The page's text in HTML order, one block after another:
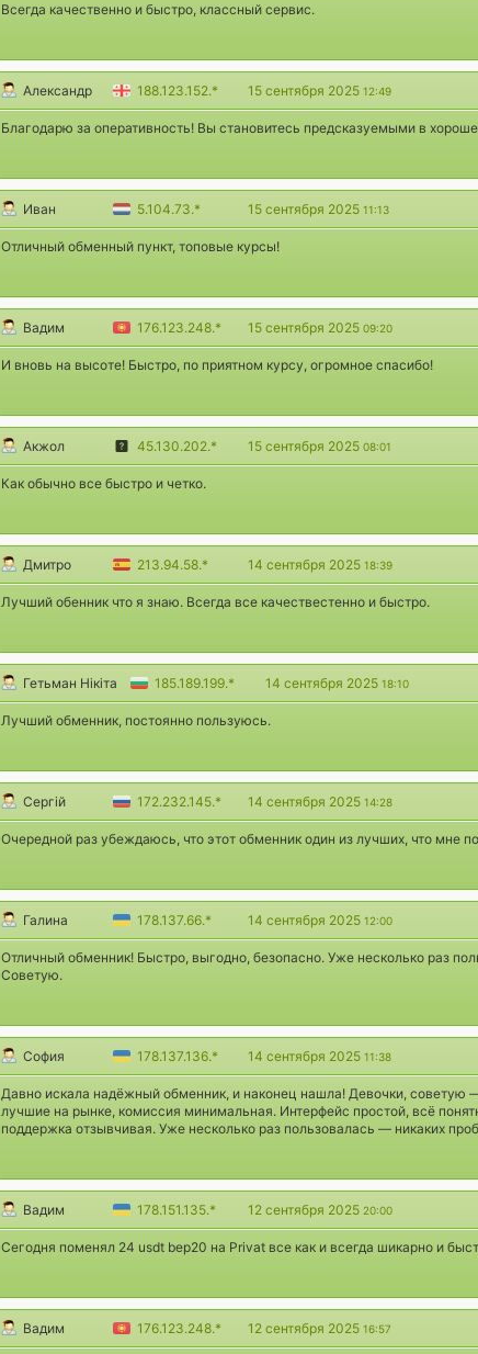
Всегда качественно и быстро, классный сервис.
Александр 188.123.152.* 15 сентября 2025 12:49
Благодарю за оперативность! Вы становитесь предсказуемыми в
Иван 5.104.73.* 15 сентября 2025 11:13
Отличный обменный пункт, топовые курсы!
Вадим 176.123.248.* 15 сентября 2025 09:20
И вновь на высоте! Быстро, по приятном курсу, огромное спасибо!
Акжол 45.130.202.* 15 сентября 2025 08:01
Как обычно все быстро и четко.
Дмитро 213.94.58.* 14 сентября 2025 18:39
Лучший обенник что я знаю. Всегда все качествестенно и быстро.
Гетьман Нікіта 185.189.199.* 14 сентября 2025 18:10
Лучший обменник, постоянно пользуюсь.
Сергій 172.232.145.* 14 сентября 2025 14:28
Очередной раз убеждаюсь, что этот обменник один из лучших, что мне
Галина 178.137.66.* 14 сентября 2025 12:00
Отличный обменник! Быстро, выгодно, безопасно. Уже несколько раз
Советую.
София 178.137.136.* 14 сентября 2025 11:38
Давно искала надёжный обменник, и наконец нашла! Девочки, советую
лучшие на рынке, комиссия минимальная. Интерфейс простой, всё
поддержка отзывчивая. Уже несколько раз пользовалась — никаких
Вадим 178.151.135.* 12 сентября 2025 20:00
Сегодня поменял 24 usdt bep20 на Privat все как и всегда шикарно и
Вадим 176.123.248.* 12 сентября 2025 16:57